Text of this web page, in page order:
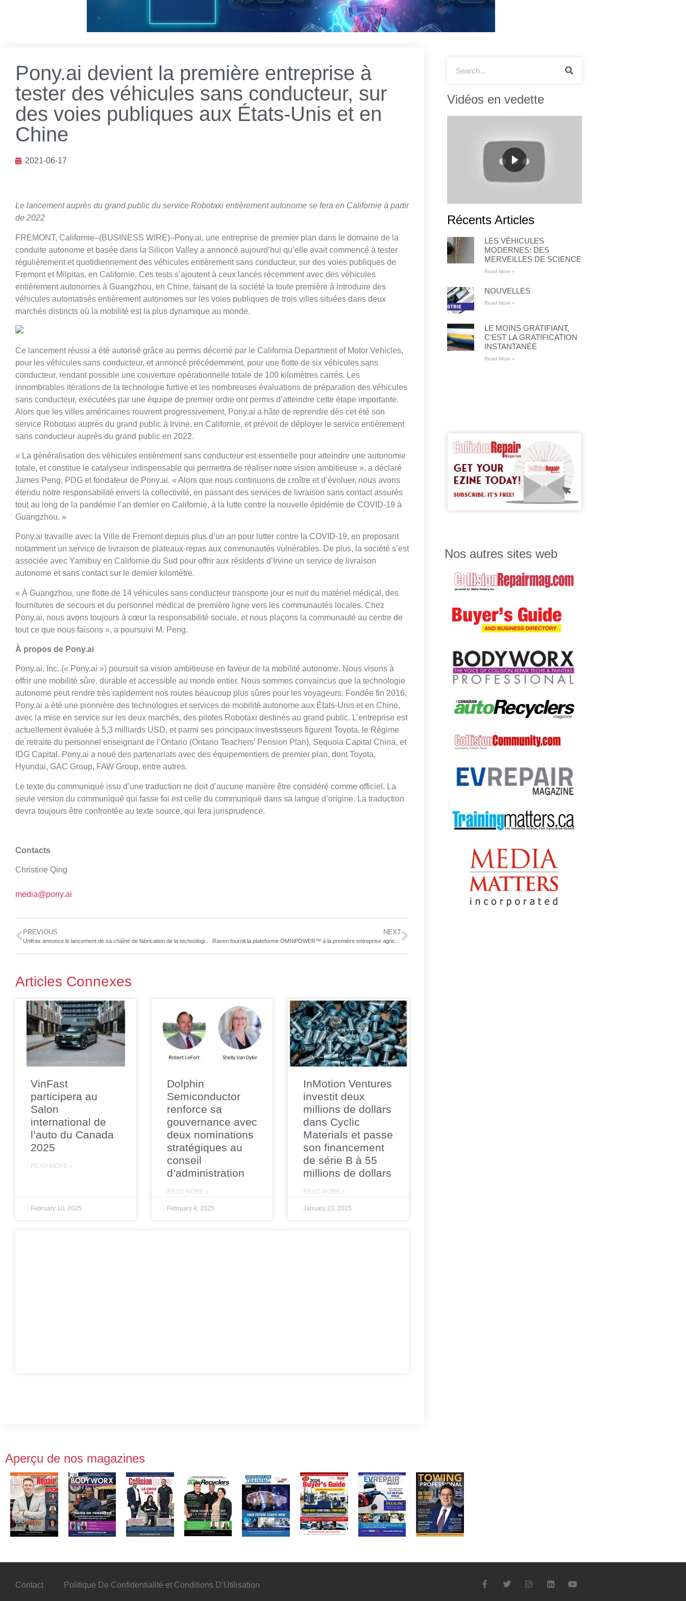
Pony.ai devient la première entreprise à
tester des véhicules sans conducteur, sur
des voies publiques aux États-Unis et en
Chine
2021-06-17
Le lancement auprès du grand public du service Robotaxi entièrement autonome se fera en Californie à partir
de 2022
FREMONT, Californie–(BUSINESS WIRE)–Pony.ai, une entreprise de premier plan dans le domaine de la
conduite autonome et basée dans la Silicon Valley a annoncé aujourd’hui qu’elle avait commencé à tester
régulièrement et quotidiennement des véhicules entièrement sans conducteur, sur des voies publiques de
Fremont et Milpitas, en Californie. Ces tests s’ajoutent à ceux lancés récemment avec des véhicules
entièrement autonomes à Guangzhou, en Chine, faisant de la société la toute première à introduire des
véhicules automatisés entièrement autonomes sur les voies publiques de trois villes situées dans deux
marchés distincts où la mobilité est la plus dynamique au monde.
Ce lancement réussi a été autorisé grâce au permis décerné par le California Department of Motor Vehicles,
pour les véhicules sans conducteur, et annoncé précédemment, pour une flotte de six véhicules sans
conducteur, rendant possible une couverture opérationnelle totale de 100 kilomètres carrés. Les
innombrables itérations de la technologie furtive et les nombreuses évaluations de préparation des véhicules
sans conducteur, exécutées par une équipe de premier ordre ont permis d’atteindre cette étape importante.
Alors que les villes américaines rouvrent progressivement, Pony.ai a hâte de reprendre dès cet été son
service Robotaxi auprès du grand public à Irvine, en Californie, et prévoit de déployer le service entièrement
sans conducteur auprès du grand public en 2022.
« La généralisation des véhicules entièrement sans conducteur est essentielle pour atteindre une autonomie
totale, et constitue le catalyseur indispensable qui permettra de réaliser notre vision ambitieuse », a déclaré
James Peng, PDG et fondateur de Pony.ai. « Alors que nous continuons de croître et d’évoluer, nous avons
étendu notre responsabilité envers la collectivité, en passant des services de livraison sans contact assurés
tout au long de la pandémie l’an dernier en Californie, à la lutte contre la nouvelle épidémie de COVID-19 à
Guangzhou. »
Pony.ai travaille avec la Ville de Fremont depuis plus d’un an pour lutter contre la COVID-19, en proposant
notamment un service de livraison de plateaux-repas aux communautés vulnérables. De plus, la société s’est
associée avec Yamibuy en Californie du Sud pour offrir aux résidents d’Irvine un service de livraison
autonome et sans contact sur le dernier kilomètre.
« À Guangzhou, une flotte de 14 véhicules sans conducteur transporte jour et nuit du matériel médical, des
fournitures de secours et du personnel médical de première ligne vers les communautés locales. Chez
Pony.ai, nous avons toujours à cœur la responsabilité sociale, et nous plaçons la communauté au centre de
tout ce que nous faisons », a poursuivi M. Peng.
À propos de Pony.ai
Pony.ai, Inc. (« Pony.ai ») poursuit sa vision ambitieuse en faveur de la mobilité autonome. Nous visons à
offrir une mobilité sûre, durable et accessible au monde entier. Nous sommes convaincus que la technologie
autonome peut rendre très rapidement nos routes beaucoup plus sûres pour les voyageurs. Fondée fin 2016,
Pony.ai a été une pionnière des technologies et services de mobilité autonome aux États-Unis et en Chine,
avec la mise en service sur les deux marchés, des pilotes Robotaxi destinés au grand public. L’entreprise est
actuellement évaluée à 5,3 milliards USD, et parmi ses principaux investisseurs figurent Toyota, le Régime
de retraite du personnel enseignant de l’Ontario (Ontario Teachers’ Pension Plan), Sequoia Capital China, et
IDG Capital. Pony.ai a noué des partenariats avec des équipementiers de premier plan, dont Toyota,
Hyundai, GAC Group, FAW Group, entre autres.
Le texte du communiqué issu d’une traduction ne doit d’aucune manière être considéré comme officiel. La
seule version du communiqué qui fasse foi est celle du communiqué dans sa langue d’origine. La traduction
devra toujours être confrontée au texte source, qui fera jurisprudence.
Contacts
Christine Qing
media@pony.ai
PREVIOUS
Unifrax annonce le lancement de sa chaîne de fabrication de la technologie SiFAB™
NEXT
Raven fournit la plateforme OMNiPOWER™ à la première entreprise agricole OMNi au monde
Articles Connexes
VinFast
participera au
Salon
international de
l’auto du Canada
2025
READ MORE »
February 10, 2025
Dolphin
Semiconductor
renforce sa
gouvernance avec
deux nominations
stratégiques au
conseil
d’administration
READ MORE »
February 4, 2025
InMotion Ventures
investit deux
millions de dollars
dans Cyclic
Materials et passe
son financement
de série B à 55
millions de dollars
READ MORE »
January 23, 2025
Vidéos en vedette
Récents Articles
LES VÉHICULES
MODERNES: DES
MERVEILLES DE SCIENCE
Read More »
NOUVELLES
Read More »
LE MOINS GRATIFIANT,
C’EST LA GRATIFICATION
INSTANTANÉE
Read More »
Nos autres sites web
Aperçu de nos magazines
Contact Politique De Confidentialité et Conditions D’Utilisation